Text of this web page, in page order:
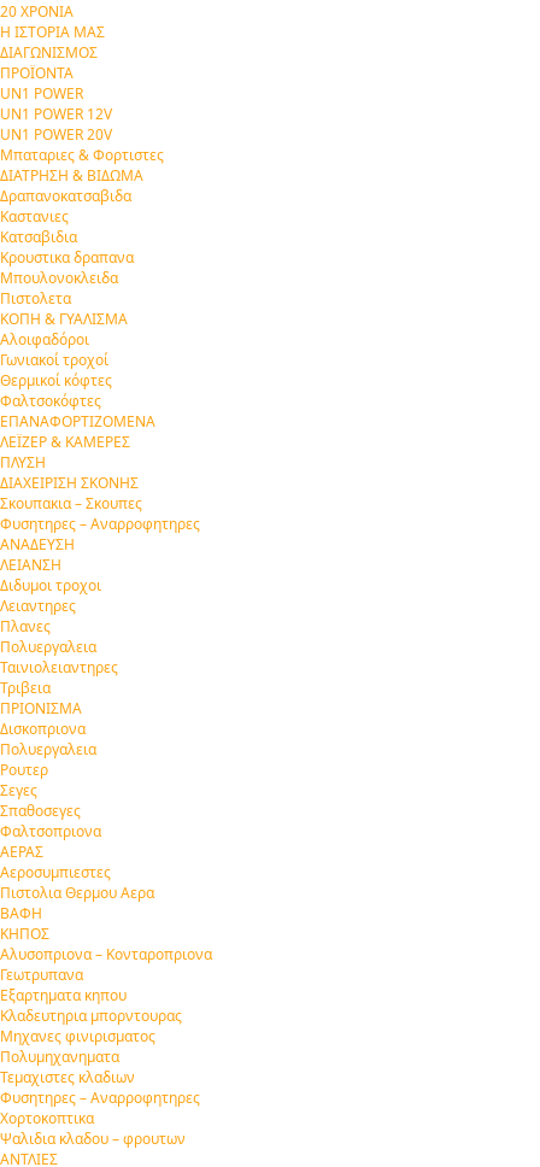
20 ΧΡΟΝΙΑ
Η ΙΣΤΟΡΙΑ ΜΑΣ
ΔΙΑΓΩΝΙΣΜΟΣ
ΠΡΟΪΟΝΤΑ
UN1 POWER
UN1 POWER 12V
UN1 POWER 20V
Μπαταριες & Φορτιστες
ΔΙΑΤΡΗΣΗ & ΒΙΔΩΜΑ
Δραπανοκατσαβιδα
Καστανιες
Κατσαβιδια
Κρουστικα δραπανα
Μπουλονοκλειδα
Πιστολετα
ΚΟΠΗ & ΓΥΑΛΙΣΜΑ
Αλοιφαδόροι
Γωνιακοί τροχοί
Θερμικοί κόφτες
Φαλτσοκόφτες
ΕΠΑΝΑΦΟΡΤΙΖΟΜΕΝΑ
ΛΕΪΖΕΡ & ΚΑΜΕΡΕΣ
ΠΛΥΣΗ
ΔΙΑΧΕΙΡΙΣΗ ΣΚΟΝΗΣ
Σκουπακια – Σκουπες
Φυσητηρες – Αναρροφητηρες
ΑΝΑΔΕΥΣΗ
ΛΕΙΑΝΣΗ
Διδυμοι τροχοι
Λειαντηρες
Πλανες
Πολυεργαλεια
Ταινιολειαντηρες
Τριβεια
ΠΡΙΟΝΙΣΜΑ
Δισκοπριονα
Πολυεργαλεια
Ρουτερ
Σεγες
Σπαθοσεγες
Φαλτσοπριονα
ΑΕΡΑΣ
Αεροσυμπιεστες
Πιστολια Θερμου Αερα
ΒΑΦΗ
ΚΗΠΟΣ
Αλυσοπριονα – Κονταροπριονα
Γεωτρυπανα
Εξαρτηματα κηπου
Κλαδευτηρια μπορντουρας
Μηχανες φινιρισματος
Πολυμηχανηματα
Τεμαχιστες κλαδιων
Φυσητηρες – Αναρροφητηρες
Χορτοκοπτικα
Ψαλιδια κλαδου – φρουτων
ΑΝΤΛΙΕΣ